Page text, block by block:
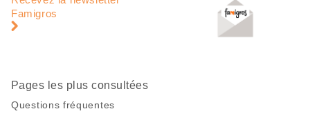
page
piedFamigros
Pages les plus consultées
Questions fréquentes